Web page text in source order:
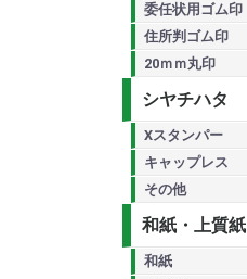
委任状用ゴム印
住所判ゴム印
20ｍｍ丸印
シヤチハタ
Xスタンパー
キャップレス
その他
和紙・上質紙
和紙